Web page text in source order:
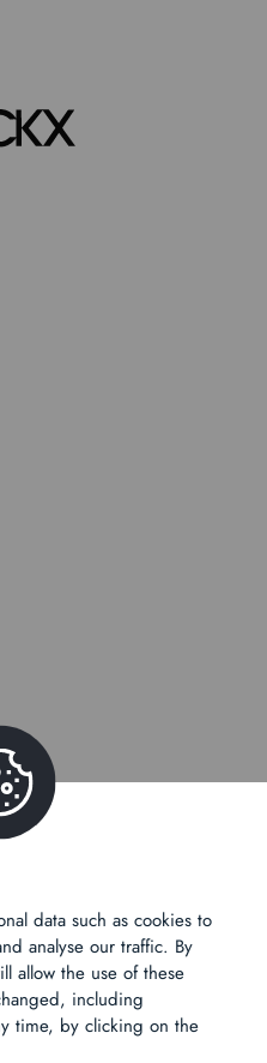
data such as cookies to
analyse our traffic. By
allow the use of these
including
time, by clicking on the